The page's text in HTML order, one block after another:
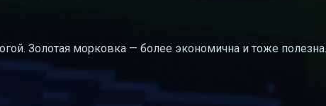
Золотая морковка — более экономична и тоже полезна.